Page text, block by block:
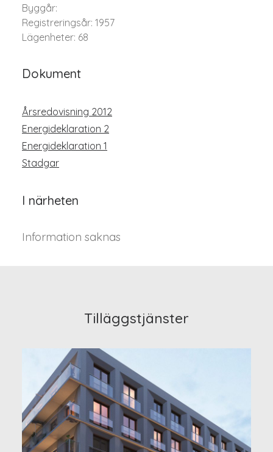
Byggår:
Registreringsår: 1957
Lägenheter: 68
Dokument
Årsredovisning 2012
Energideklaration 2
Energideklaration 1
Stadgar
I närheten
Information saknas
Tilläggstjänster